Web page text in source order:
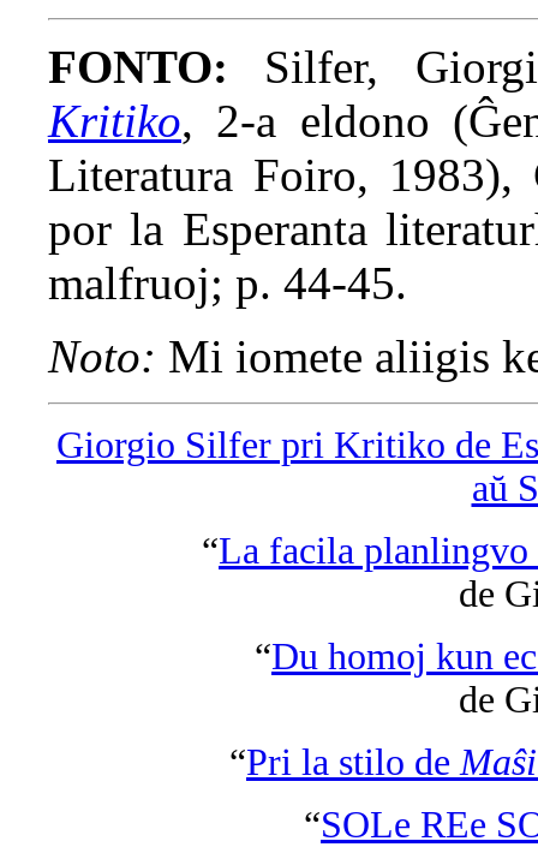
FONTO: Silfer,
Kritiko, 2-a eldono
Literatura Foiro,
por la Esperanta
malfruoj; p. 44-45.
Noto: Mi iomete aliigis
Giorgio Silfer pri Kritiko de
aŭ
“La facila
de
“Du homoj kun
de
“Pri la stilo de
“SOLe REe